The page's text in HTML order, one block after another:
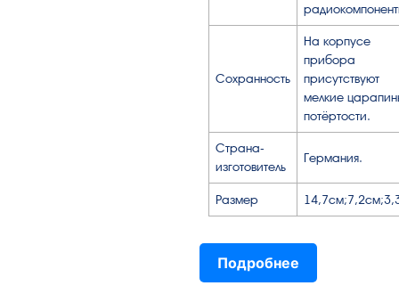
Сохранность
На корпусе
прибора
присутствуют
мелкие
потёртости.
Страна-
изготовитель
Германия.
Размер
Подробнее